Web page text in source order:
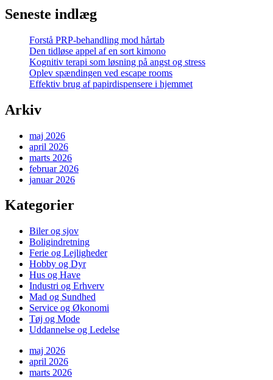
Seneste indlæg
Forstå PRP-behandling mod hårtab
Den tidløse appel af en sort kimono
Kognitiv terapi som løsning på angst og stress
Oplev spændingen ved escape rooms
Effektiv brug af papirdispensere i hjemmet
Arkiv
maj 2026
april 2026
marts 2026
februar 2026
januar 2026
Kategorier
Biler og sjov
Boligindretning
Ferie og Lejligheder
Hobby og Dyr
Hus og Have
Industri og Erhverv
Mad og Sundhed
Service og Økonomi
Tøj og Mode
Uddannelse og Ledelse
maj 2026
april 2026
marts 2026